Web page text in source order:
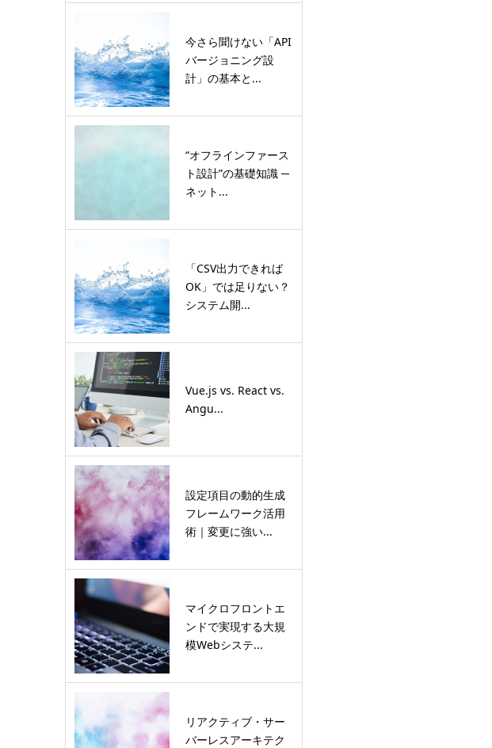
今さら聞けない「API
バージョニング設
計」の基本と...
“オフラインファース
ト設計”の基礎知識 ─
ネット...
「CSV出力できれば
OK」では足りない？
システム開...
Vue.js vs. React vs.
Angu...
設定項目の動的生成
フレームワーク活用
術｜変更に強い...
マイクロフロントエ
ンドで実現する大規
模Webシステ...
リアクティブ・サー
バーレスアーキテク